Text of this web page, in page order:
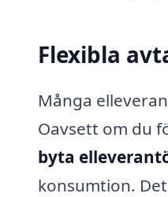
Flexibla
Många
Oavsett om du
byta
konsumtion.